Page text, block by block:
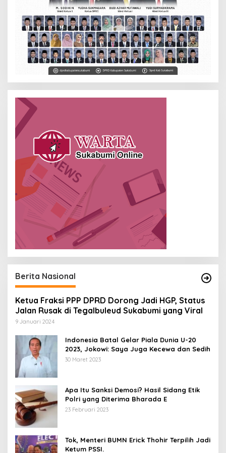
Berita Nasional
Ketua Fraksi PPP DPRD Dorong Jadi HGP, Status
Jalan Rusak di Tegalbuleud Sukabumi yang Viral
9 Januari 2024
Indonesia Batal Gelar Piala Dunia U-20
2023, Jokowi: Saya Juga Kecewa dan Sedih
30 Maret 2023
Apa Itu Sanksi Demosi? Hasil Sidang Etik
Polri yang Diterima Bharada E
23 Februari 2023
Tok, Menteri BUMN Erick Thohir Terpilih Jadi
Ketum PSSI.